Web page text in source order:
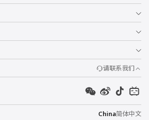
请联系我们
China简体中文